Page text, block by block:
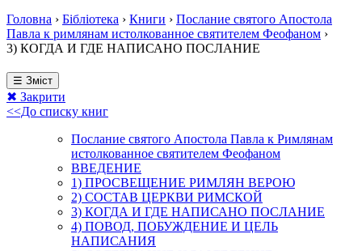
Головна › Бібліотека › Книги › Послание святого Апостола
Павла к римлянам истолкованное святителем Феофаном ›
3) КОГДА И ГДЕ НАПИСАНО ПОСЛАНИЕ
☰ Зміст
✖ Закрити
<<До списку книг
Послание святого Апостола Павла к Римлянам
истолкованное святителем Феофаном
ВВЕДЕНИЕ
1) ПРОСВЕЩЕНИЕ РИМЛЯН ВЕРОЮ
2) СОСТАВ ЦЕРКВИ РИМСКОЙ
3) КОГДА И ГДЕ НАПИСАНО ПОСЛАНИЕ
4) ПОВОД, ПОБУЖДЕНИЕ И ЦЕЛЬ
НАПИСАНИЯ